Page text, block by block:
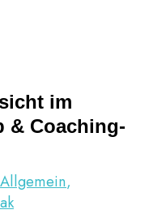
im
& Coaching-
Allgemein,